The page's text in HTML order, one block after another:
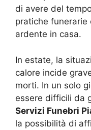
di avere del
pratiche funerarie
ardente in casa.
In estate, la
calore incide
morti. In un solo
essere difficili da
Servizi Funebri
la possibilità di